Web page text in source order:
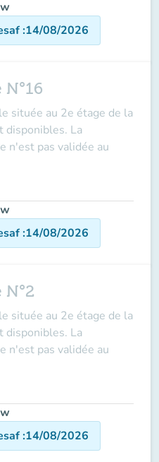
:14/08/2026
située au 2e étage de la
disponibles. La
n'est pas validée au
:14/08/2026
située au 2e étage de la
disponibles. La
n'est pas validée au
:14/08/2026